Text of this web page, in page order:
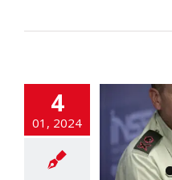
4
01, 2024
révélations
du
AMAN
ACTUALITES
l'humanité